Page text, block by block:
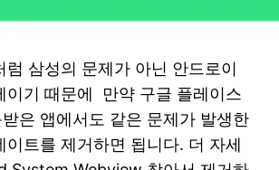
럼 삼성의 문제가 아닌 안드로이
이기 때문에 만약 구글 플레이스
은 앱에서도 같은 문제가 발생한
이트를 제거하면 됩니다. 더 자세